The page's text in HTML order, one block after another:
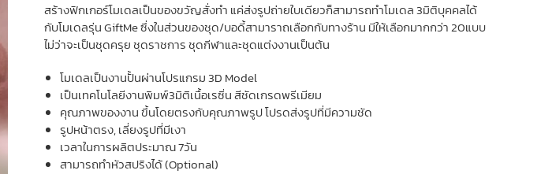
สร้างฟิกเกอร์โมเดลเป็นของขวัญสั่งทำ แค่ส่งรูปถ่ายใบเดียวก็สามารถทำโมเดล 3มิติบุคคลได้
กับโมเดลรุ่น GiftMe ซึ่งในส่วนของชุด/บอดี้สามาราถเลือกกับทางร้าน มีให้เลือกมากกว่า 20แบบ
ไม่ว่าจะเป็นชุดครุย ชุดราชการ ชุดกีฬาและชุดแต่งงานเป็นต้น
โมเดลเป็นงานปั้นผ่านโปรแกรม 3D Model
เป็นเทคโนโลยีงานพิมพ์3มิติเนื้อเรซิ่น สีชัดเกรดพรีเมียม
คุณภาพของงาน ขึ้นโดยตรงกับคุณภาพรูป โปรดส่งรูปที่มีความชัด
รูปหน้าตรง, เลี่ยงรูปที่มีเงา
เวลาในการผลิตประมาณ 7วัน
สามารถทำหัวสปริงได้ (Optional)